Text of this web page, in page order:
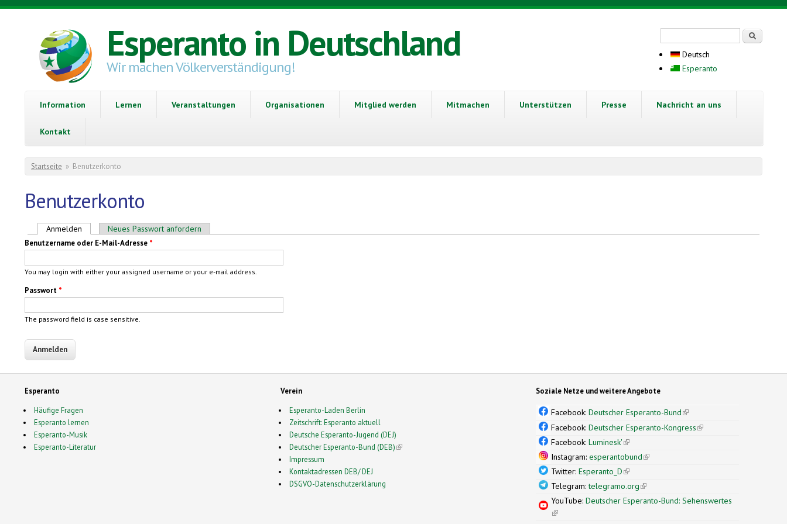
Direkt zum Inhalt
Esperanto in Deutschland
Wir machen Völkerverständigung!
Deutsch
Esperanto
Information Lernen Veranstaltungen Organisationen Mitglied werden Mitmachen Unterstützen Presse Nachricht an uns
Kontakt
Sie sind hier
Startseite » Benutzerkonto
Benutzerkonto
Haupt-Reiter
Anmelden (aktiver Reiter)
Neues Passwort anfordern
Benutzername oder E-Mail-Adresse *
You may login with either your assigned username or your e-mail address.
Passwort *
The password field is case sensitive.
Esperanto
Häufige Fragen
Esperanto lernen
Esperanto-Musik
Esperanto-Literatur
Verein
Esperanto-Laden Berlin
Zeitschrift: Esperanto aktuell
Deutsche Esperanto-Jugend (DEJ)
Deutscher Esperanto-Bund (DEB)(link is external)
Impressum
Kontaktadressen DEB/ DEJ
DSGVO-Datenschutzerklärung
Soziale Netze und weitere Angebote
Facebook:Deutscher Esperanto-Bund(link is external)
Facebook:Deutscher Esperanto-Kongress(link is external)
Facebook:Luminesk'(link is external)
Instagram:esperantobund(link is external)
Twitter:Esperanto_D(link is external)
Telegram:telegramo.org(link is external)
YouTube:Deutscher Esperanto-Bund: Sehenswertes
(link is external)